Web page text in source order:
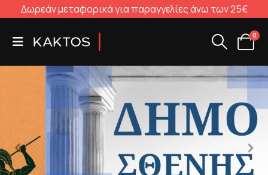
Δωρεάν μεταφορικά για παραγγελίες άνω των 25€
0